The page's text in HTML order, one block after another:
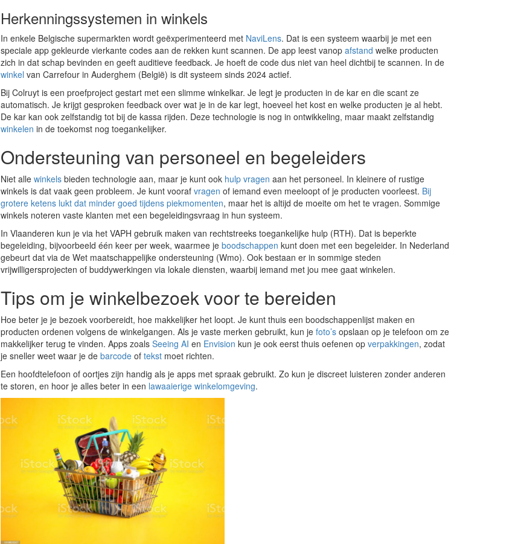
Herkenningssystemen in winkels
In enkele Belgische supermarkten wordt geëxperimenteerd met NaviLens. Dat is een systeem waarbij je met een
speciale app gekleurde vierkante codes aan de rekken kunt scannen. De app leest vanop afstand welke producten
zich in dat schap bevinden en geeft auditieve feedback. Je hoeft de code dus niet van heel dichtbij te scannen. In de
winkel van Carrefour in Auderghem (België) is dit systeem sinds 2024 actief.
Bij Colruyt is een proefproject gestart met een slimme winkelkar. Je legt je producten in de kar en die scant ze
automatisch. Je krijgt gesproken feedback over wat je in de kar legt, hoeveel het kost en welke producten je al hebt.
De kar kan ook zelfstandig tot bij de kassa rijden. Deze technologie is nog in ontwikkeling, maar maakt zelfstandig
winkelen in de toekomst nog toegankelijker.
Ondersteuning van personeel en begeleiders
Niet alle winkels bieden technologie aan, maar je kunt ook hulp vragen aan het personeel. In kleinere of rustige
winkels is dat vaak geen probleem. Je kunt vooraf vragen of iemand even meeloopt of je producten voorleest. Bij
grotere ketens lukt dat minder goed tijdens piekmomenten, maar het is altijd de moeite om het te vragen. Sommige
winkels noteren vaste klanten met een begeleidingsvraag in hun systeem.
In Vlaanderen kun je via het VAPH gebruik maken van rechtstreeks toegankelijke hulp (RTH). Dat is beperkte
begeleiding, bijvoorbeeld één keer per week, waarmee je boodschappen kunt doen met een begeleider. In Nederland
gebeurt dat via de Wet maatschappelijke ondersteuning (Wmo). Ook bestaan er in sommige steden
vrijwilligersprojecten of buddywerkingen via lokale diensten, waarbij iemand met jou mee gaat winkelen.
Tips om je winkelbezoek voor te bereiden
Hoe beter je je bezoek voorbereidt, hoe makkelijker het loopt. Je kunt thuis een boodschappenlijst maken en
producten ordenen volgens de winkelgangen. Als je vaste merken gebruikt, kun je foto’s opslaan op je telefoon om ze
makkelijker terug te vinden. Apps zoals Seeing AI en Envision kun je ook eerst thuis oefenen op verpakkingen, zodat
je sneller weet waar je de barcode of tekst moet richten.
Een hoofdtelefoon of oortjes zijn handig als je apps met spraak gebruikt. Zo kun je discreet luisteren zonder anderen
te storen, en hoor je alles beter in een lawaaierige winkelomgeving.